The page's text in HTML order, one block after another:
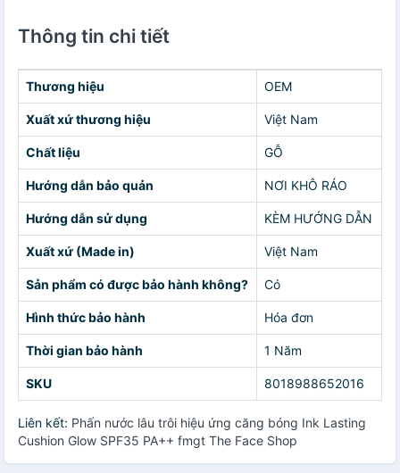
Thông tin chi tiết
Thương hiệu OEM
Xuất xứ thương hiệu Việt Nam
Chất liệu GỖ
Hướng dẫn bảo quản NƠI KHÔ RÁO
Hướng dẫn sử dụng KÈM HƯỚNG DẪN
Xuất xứ (Made in) Việt Nam
Sản phẩm có được bảo hành không? Có
Hình thức bảo hành Hóa đơn
Thời gian bảo hành 1 Năm
SKU 8018988652016
Liên kết: Phấn nước lâu trôi hiệu ứng căng bóng Ink Lasting
Cushion Glow SPF35 PA++ fmgt The Face Shop